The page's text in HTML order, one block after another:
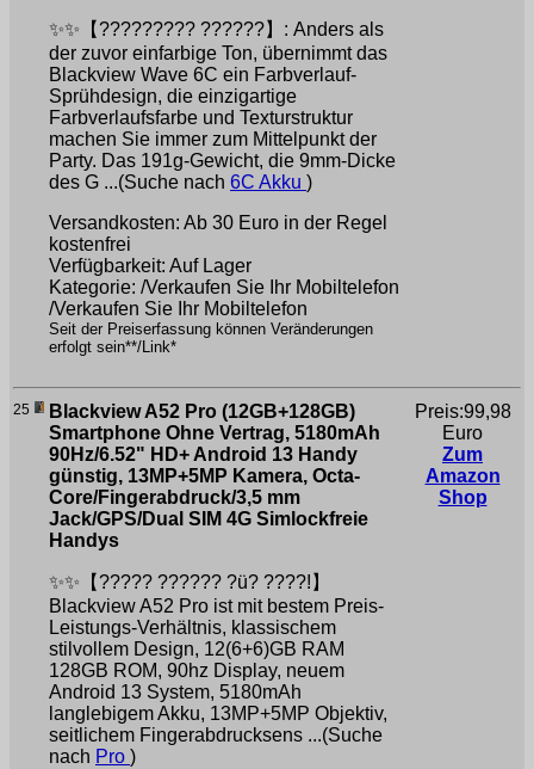
✨✨【????????? ??????】: Anders als
der zuvor einfarbige Ton, übernimmt das
Blackview Wave 6C ein Farbverlauf-
Sprühdesign, die einzigartige
Farbverlaufsfarbe und Texturstruktur
machen Sie immer zum Mittelpunkt der
Party. Das 191g-Gewicht, die 9mm-Dicke
des G ...(Suche nach 6C Akku )
Versandkosten: Ab 30 Euro in der Regel
kostenfrei
Verfügbarkeit: Auf Lager
Kategorie: /Verkaufen Sie Ihr Mobiltelefon
/Verkaufen Sie Ihr Mobiltelefon
Seit der Preiserfassung können Veränderungen
erfolgt sein**/Link*
25
Blackview A52 Pro (12GB+128GB)
Smartphone Ohne Vertrag, 5180mAh
90Hz/6.52" HD+ Android 13 Handy
günstig, 13MP+5MP Kamera, Octa-
Core/Fingerabdruck/3,5 mm
Jack/GPS/Dual SIM 4G Simlockfreie
Handys
✨✨【????? ?????? ?ü? ????!】
Blackview A52 Pro ist mit bestem Preis-
Leistungs-Verhältnis, klassischem
stilvollem Design, 12(6+6)GB RAM
128GB ROM, 90hz Display, neuem
Android 13 System, 5180mAh
langlebigem Akku, 13MP+5MP Objektiv,
seitlichem Fingerabdrucksens ...(Suche
nach Pro )
Preis:99,98
Euro
Zum
Amazon
Shop